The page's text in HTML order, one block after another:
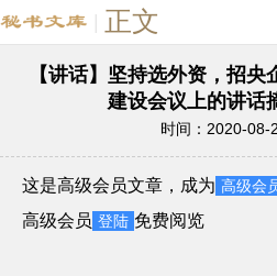
正文
【讲话】坚持选外资，招
建设会议上的讲话
时间：2020-08-
这是高级会员文章，成为 高级会
高级会员 登陆 免费阅览